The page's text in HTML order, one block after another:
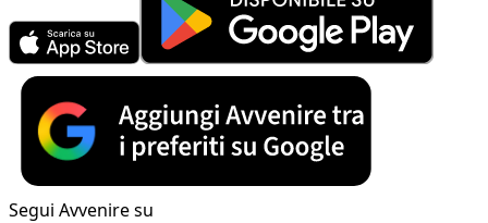
Segui Avvenire su